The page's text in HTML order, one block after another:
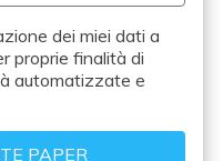
dei miei dati a
proprie finalità di
automatizzate e